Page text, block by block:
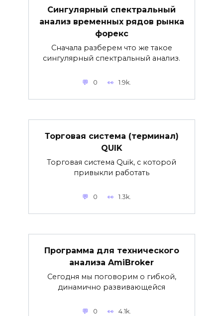
Сингулярный спектральный
анализ временных рядов рынка
форекс
Сначала разберем что же такое
сингулярный спектральный анализ.
0 1.9k.
Торговая система (терминал)
QUIK
Торговая система Quik, с которой
привыкли работать
0 1.3k.
Программа для технического
анализа AmiBroker
Сегодня мы поговорим о гибкой,
динамично развивающейся
0 4.1k.